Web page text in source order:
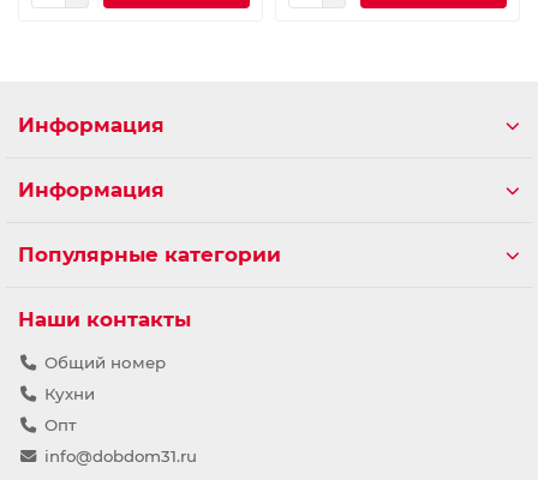
Информация
Информация
Популярные категории
Наши контакты
Общий номер
Кухни
Опт
info@dobdom31.ru